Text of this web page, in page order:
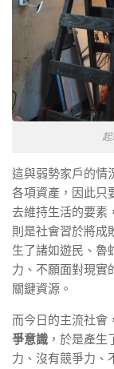
這與弱勢家戶的情
各項資產，因此只
去維持生活的要素
則是社會習於將成
生了諸如遊民、魯
力、不願面對現實
關鍵資源。
而今日的主流社會，
爭意識 ，於是產
力、沒有競爭力、